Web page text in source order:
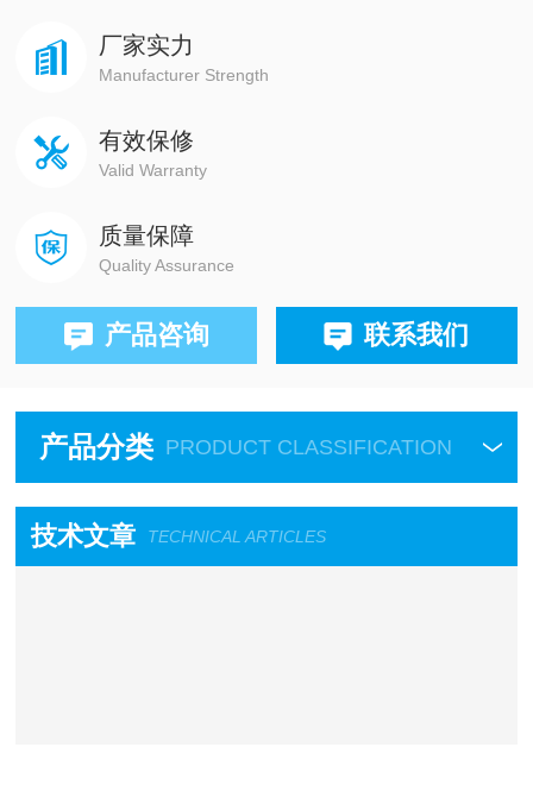
厂家实力
Manufacturer Strength
有效保修
Valid Warranty
质量保障
Quality Assurance
产品咨询 联系我们
产品分类 PRODUCT CLASSIFICATION
技术文章 TECHNICAL ARTICLES